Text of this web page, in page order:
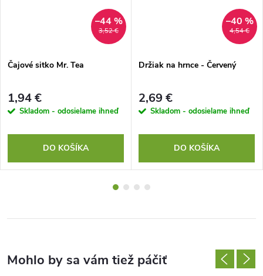
3,52 €
–44 %
Čajové sitko Mr. Tea
1,94 €
Skladom - odosielame ihneď
DO KOŠÍKA
4,54 €
–40 %
Držiak na hrnce - Červený
2,69 €
Skladom - odosielame ihneď
DO KOŠÍKA